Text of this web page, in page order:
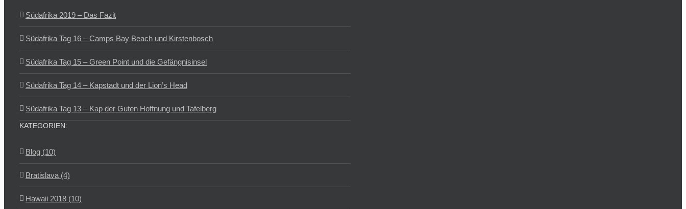
Südafrika 2019 – Das Fazit
Südafrika Tag 16 – Camps Bay Beach und Kirstenbosch
Südafrika Tag 15 – Green Point und die Gefängnisinsel
Südafrika Tag 14 – Kapstadt und der Lion’s Head
Südafrika Tag 13 – Kap der Guten Hoffnung und Tafelberg
KATEGORIEN:
Blog (10)
Bratislava (4)
Hawaii 2018 (10)